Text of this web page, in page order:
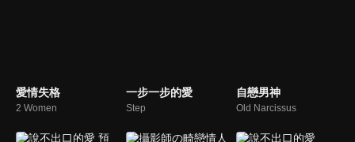
愛情失格
2 Women
一步一步的愛
Step
自戀男神
Old Narcissus